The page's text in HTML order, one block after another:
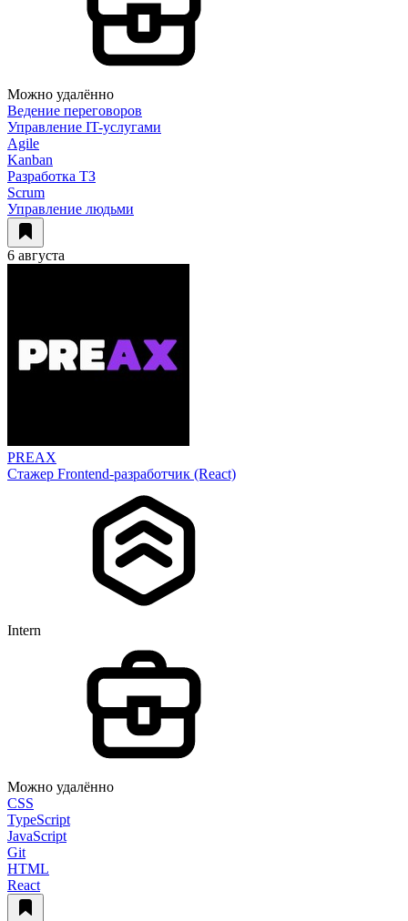
Можно удалённо
Ведение переговоров
Управление IT-услугами
Agile
Kanban
Разработка ТЗ
Scrum
Управление людьми
6 августа
PREAX
Стажер Frontend-разработчик (React)
Intern
Можно удалённо
CSS
TypeScript
JavaScript
Git
HTML
React